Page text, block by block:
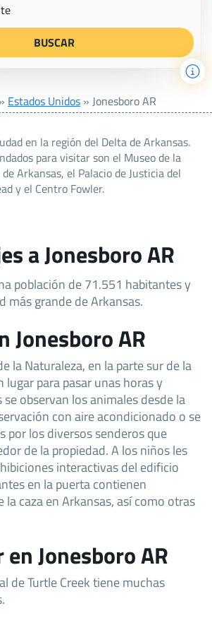
» Estados Unidos » Jonesboro AR
en la región del Delta de Arkansas.
para visitar son el Museo de la
Arkansas, el Palacio de Justicia del
y el Centro Fowler.
a Jonesboro AR
población de 71.551 habitantes y
más grande de Arkansas.
Jonesboro AR
la Naturaleza, en la parte sur de la
lugar para pasar unas horas y
observan los animales desde la
con aire acondicionado o se
por los diversos senderos que
de la propiedad. A los niños les
interactivas del edificio
en la puerta contienen
caza en Arkansas, así como otras
en Jonesboro AR
de Turtle Creek tiene muchas